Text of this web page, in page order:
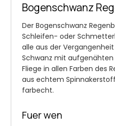
Bogenschwanz
Der Bogenschwanz
Schleifen- oder
alle aus der
Schwanz mit
Fliege in allen Farben des
aus echtem
farbecht.
Fuer wen